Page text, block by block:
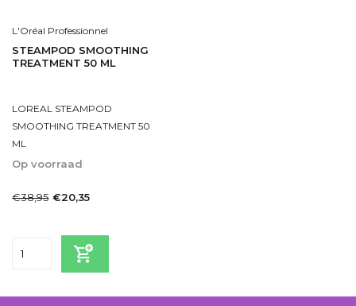
L'Oréal Professionnel
STEAMPOD SMOOTHING
TREATMENT 50 ML
LOREAL STEAMPOD
SMOOTHING TREATMENT 50
ML
Op voorraad
€38,95 €20,35